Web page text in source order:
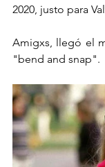
2020, justo para
Amigxs, llegó el
"bend and snap".